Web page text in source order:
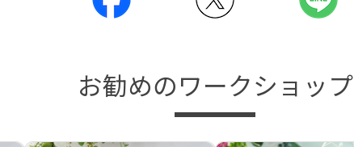
お勧めのワークショップ